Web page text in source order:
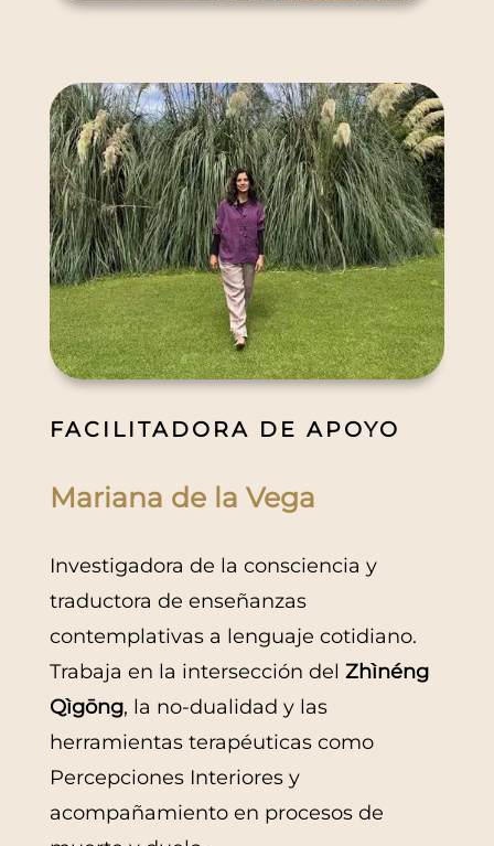
FACILITADORA DE APOYO
Mariana de la Vega
Investigadora de la consciencia y
traductora de enseñanzas
contemplativas a lenguaje cotidiano.
Trabaja en la intersección del Zhìnéng
Qìgōng, la no-dualidad y las
herramientas terapéuticas como
Percepciones Interiores y
acompañamiento en procesos de